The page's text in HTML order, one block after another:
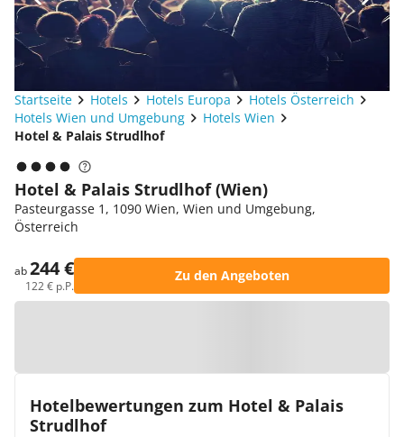
Startseite Hotels Hotels Europa
Hotels Österreich
Hotels Wien und Umgebung
Hotels Wien
Hotel & Palais Strudlhof
Hotel & Palais Strudlhof (Wien)
Pasteurgasse 1, 1090 Wien, Wien und Umgebung,
Österreich
ab244 €
122 € p.P.
Zu den Angeboten
Hotelbewertungen zum Hotel & Palais
Strudlhof